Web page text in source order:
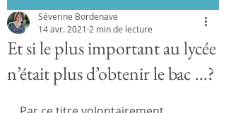
Et si le plus important au lycée
n’était plus d’obtenir le bac …?
Séverine Bordenave
14 avr. 2021 2 min de lecture